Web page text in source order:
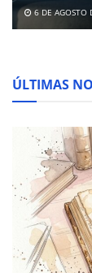
6 DE AGOSTO
ÚLTIMAS